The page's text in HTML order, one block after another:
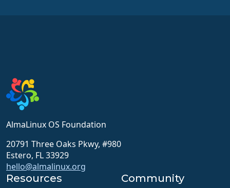
AlmaLinux OS Foundation
20791 Three Oaks Pkwy, #980
Estero, FL 33929
hello@almalinux.org
Resources Community